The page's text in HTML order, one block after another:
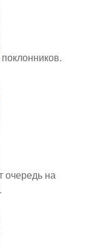
очередь на